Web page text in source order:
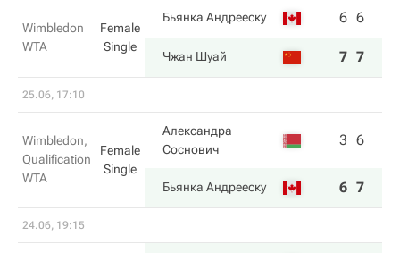
Wimbledon
WTA
Female
Single
Бьянка Андрееску 6 6
Чжан Шуай 7 7
25.06, 17:10
Wimbledon,
Qualification
WTA
Female
Single
Александра
Соснович
3 6
Бьянка Андрееску 6 7
24.06, 19:15